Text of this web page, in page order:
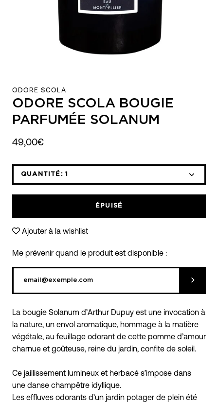
ODORE SCOLA
ODORE SCOLA BOUGIE
PARFUMÉE SOLANUM
49,00€
QUANTITÉ: 1
ÉPUISÉ
Ajouter à la wishlist
Me prévenir quand le produit est disponible :
La bougie Solanum d’Arthur Dupuy est une invocation à
la nature, un envol aromatique, hommage à la matière
végétale, au feuillage odorant de cette pomme d’amour
charnue et goûteuse, reine du jardin, confite de soleil.
Ce jaillissement lumineux et herbacé s’impose dans
une danse champêtre idyllique.
Les effluves odorants d’un jardin potager de plein été